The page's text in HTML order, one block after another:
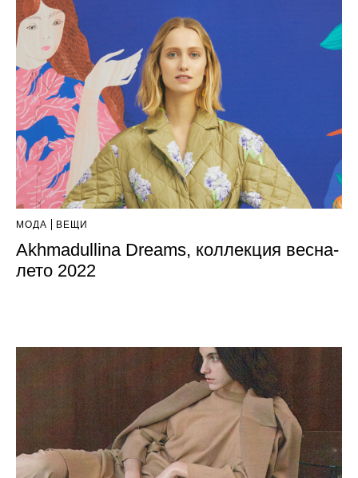
МОДА ВЕЩИ
Akhmadullina Dreams, коллекция весна-
лето 2022